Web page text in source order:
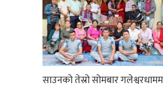
साउनको तेस्रो सोमबार